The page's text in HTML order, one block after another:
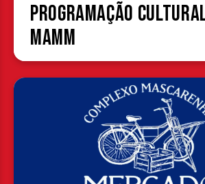
Programação
MAMM